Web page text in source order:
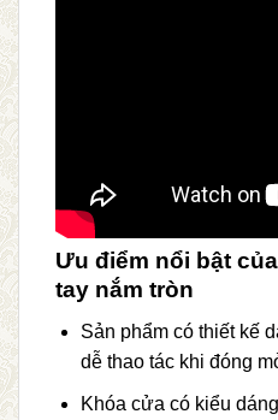
Ưu điểm nổi bật
tay nắm tròn
Sản phẩm có thiết kế
dễ thao tác khi đóng
Khóa cửa có kiểu